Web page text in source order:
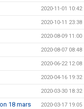
2020-11-01 10:42
2020-10-11 23:38
2020-08-09 11:00
2020-08-07 08:48
2020-06-22 12:08
2020-04-16 19:32
2020-03-30 18:32
18 mars 2020-03-17 19:05